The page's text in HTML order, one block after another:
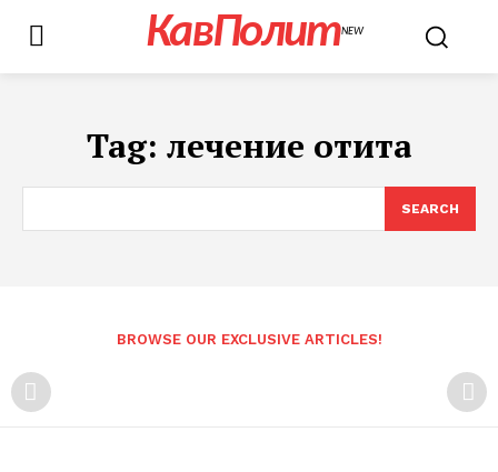
КавПолитNEW
Tag: лечение отита
SEARCH
BROWSE OUR EXCLUSIVE ARTICLES!